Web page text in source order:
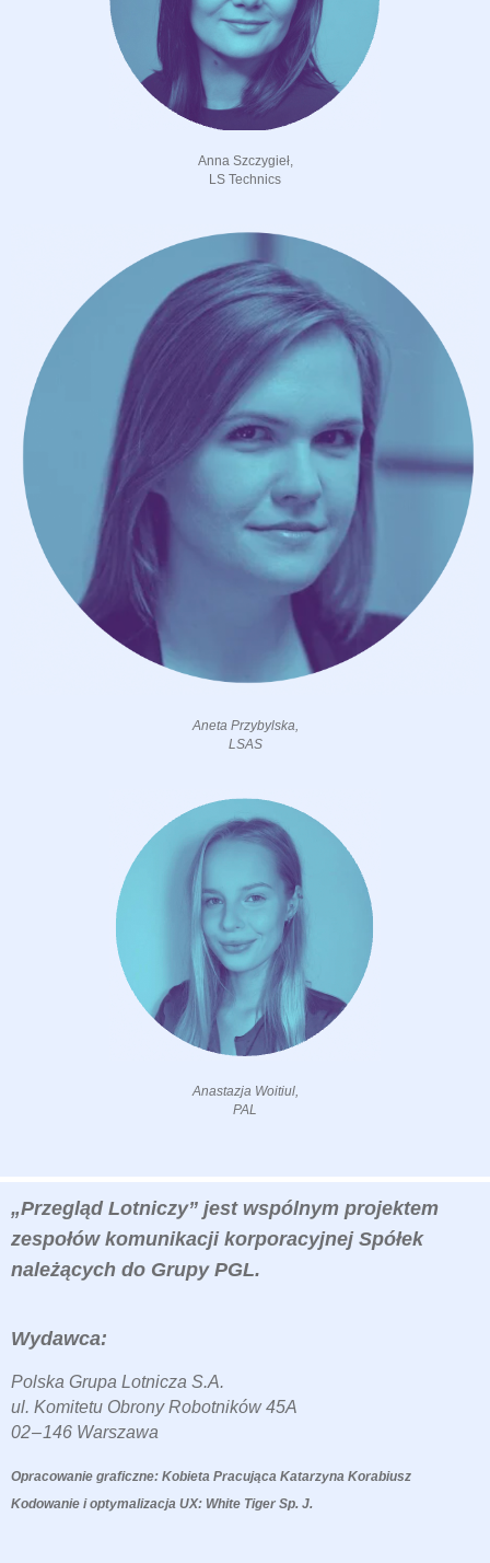
Anna Szczygieł,
LS Technics
Aneta Przybylska,
LSAS
Anastazja Woitiul,
PAL
„Przegląd Lotniczy” jest wspólnym projektem
zespołów komunikacji korporacyjnej Spółek
należących do Grupy PGL.
Wydawca:
Polska Grupa Lotnicza S.A.
ul. Komitetu Obrony Robotników 45A
02 – 146 Warszawa
Opracowanie graficzne: Kobieta Pracująca Katarzyna Korabiusz
Kodowanie i optymalizacja UX: White Tiger Sp. J.